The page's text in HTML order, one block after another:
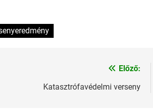
Előző:
Katasztrófavédelmi verseny